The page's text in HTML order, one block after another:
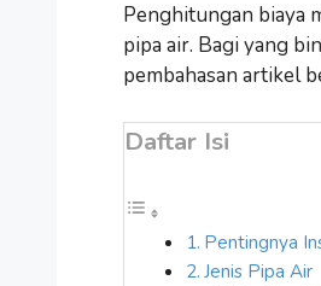
Penghitungan biaya
pipa air. Bagi yang
pembahasan artikel
Daftar Isi
Pentingnya
Jenis Pipa Air